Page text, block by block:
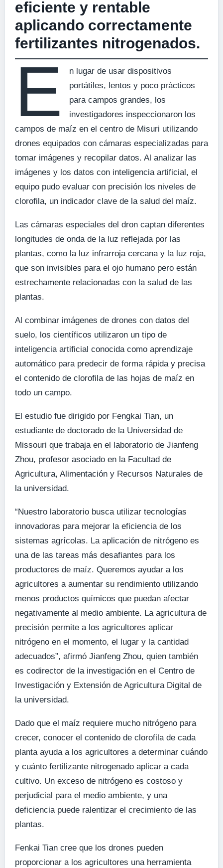
eficiente y rentable
aplicando correctamente
fertilizantes nitrogenados.
E
n lugar de usar dispositivos
portátiles, lentos y poco prácticos
para campos grandes, los
investigadores inspeccionaron los
campos de maíz en el centro de Misuri utilizando
drones equipados con cámaras especializadas para
tomar imágenes y recopilar datos. Al analizar las
imágenes y los datos con inteligencia artificial, el
equipo pudo evaluar con precisión los niveles de
clorofila, un indicador clave de la salud del maíz.
Las cámaras especiales del dron captan diferentes
longitudes de onda de la luz reflejada por las
plantas, como la luz infrarroja cercana y la luz roja,
que son invisibles para el ojo humano pero están
estrechamente relacionadas con la salud de las
plantas.
Al combinar imágenes de drones con datos del
suelo, los científicos utilizaron un tipo de
inteligencia artificial conocida como aprendizaje
automático para predecir de forma rápida y precisa
el contenido de clorofila de las hojas de maíz en
todo un campo.
El estudio fue dirigido por Fengkai Tian, ​​un
estudiante de doctorado de la Universidad de
Missouri que trabaja en el laboratorio de Jianfeng
Zhou, profesor asociado en la Facultad de
Agricultura, Alimentación y Recursos Naturales de
la universidad.
“Nuestro laboratorio busca utilizar tecnologías
innovadoras para mejorar la eficiencia de los
sistemas agrícolas. La aplicación de nitrógeno es
una de las tareas más desafiantes para los
productores de maíz. Queremos ayudar a los
agricultores a aumentar su rendimiento utilizando
menos productos químicos que puedan afectar
negativamente al medio ambiente. La agricultura de
precisión permite a los agricultores aplicar
nitrógeno en el momento, el lugar y la cantidad
adecuados”, afirmó Jianfeng Zhou, quien también
es codirector de la investigación en el Centro de
Investigación y Extensión de Agricultura Digital de
la universidad.
Dado que el maíz requiere mucho nitrógeno para
crecer, conocer el contenido de clorofila de cada
planta ayuda a los agricultores a determinar cuándo
y cuánto fertilizante nitrogenado aplicar a cada
cultivo. Un exceso de nitrógeno es costoso y
perjudicial para el medio ambiente, y una
deficiencia puede ralentizar el crecimiento de las
plantas.
Fenkai Tian cree que los drones pueden
proporcionar a los agricultores una herramienta